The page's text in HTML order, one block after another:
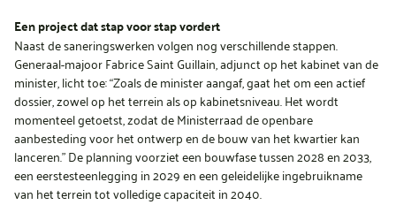
Een project dat stap voor stap vordert
Naast de saneringswerken volgen nog verschillende stappen.
Generaal-majoor Fabrice Saint Guillain, adjunct op het kabinet van de
minister, licht toe: “Zoals de minister aangaf, gaat het om een actief
dossier, zowel op het terrein als op kabinetsniveau. Het wordt
momenteel getoetst, zodat de Ministerraad de openbare
aanbesteding voor het ontwerp en de bouw van het kwartier kan
lanceren.” De planning voorziet een bouwfase tussen 2028 en 2033,
een eerstesteenlegging in 2029 en een geleidelijke ingebruikname
van het terrein tot volledige capaciteit in 2040.